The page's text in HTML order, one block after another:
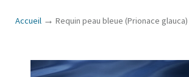
Accueil → Requin peau bleue (Prionace glauca)